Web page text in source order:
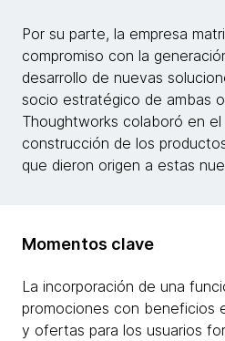
Por su parte, la empresa
compromiso con la
desarrollo de nuevas
socio estratégico de ambas
Thoughtworks colaboró en el
construcción de los
que dieron origen a estas
Momentos clave
La incorporación de una
promociones con beneficios
y ofertas para los usuarios